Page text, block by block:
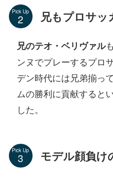
Pick Up 兄もプロサッ
兄のテオ・ベリヴァル
ンヌでプレーするプロ
デン時代には兄弟揃っ
ムの勝利に貢献すると
した。
Pick Up モデル顔負け